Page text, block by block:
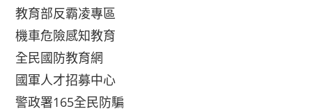
教育部反霸凌專區
機車危險感知教育
全民國防教育網
國軍人才招募中心
警政署165全民防騙